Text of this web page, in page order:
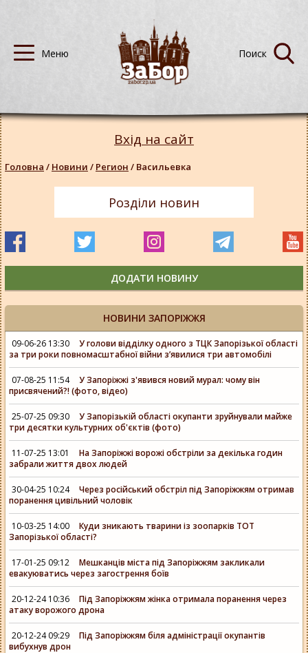
Вхід на сайт
Головна / Новини / Регион / Васильевка
Розділи новин
ДОДАТИ НОВИНУ
НОВИНИ ЗАПОРІЖЖЯ
09-06-26 13:30
У голови відділку одного з ТЦК Запорізької області
за три роки повномасштабної війни зʼявилися три автомобілі
07-08-25 11:54
У Запоріжжі з'явився новий мурал: чому він
присвячений?! (фото, відео)
25-07-25 09:30
У Запорізькій області окупанти зруйнували майже
три десятки культурних об'єктів (фото)
11-07-25 13:01
На Запоріжжі ворожі обстріли за декілька годин
забрали життя двох людей
30-04-25 10:24
Через російський обстріл під Запоріжжям отримав
поранення цивільний чоловік
10-03-25 14:00
Куди зникають тварини із зоопарків ТОТ
Запорізької області?
17-01-25 09:12
Мешканців міста під Запоріжжям закликали
евакуюватись через загострення боїв
20-12-24 10:36
Під Запоріжжям жінка отримала поранення через
атаку ворожого дрона
20-12-24 09:29
Під Запоріжжям біля адміністрації окупантів
вибухнув дрон